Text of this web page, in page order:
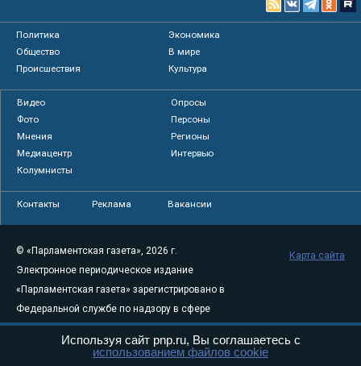
Политика
Экономика
Общество
В мире
Происшествия
Культура
Видео
Опросы
Фото
Персоны
Мнения
Регионы
Медиацентр
Интервью
Колумнисты
Контакты Реклама Вакансии
© «Парламентская газета», 2026 г.
Электронное периодическое издание
«Парламентская газета» зарегистрировано в
Федеральной службе по надзору в сфере
связи, информационных технологий и
массовых коммуникаций (Роскомнадзор) 05
Карта сайта
Используя сайт pnp.ru, Вы соглашаетесь с
использованием файлов cookie